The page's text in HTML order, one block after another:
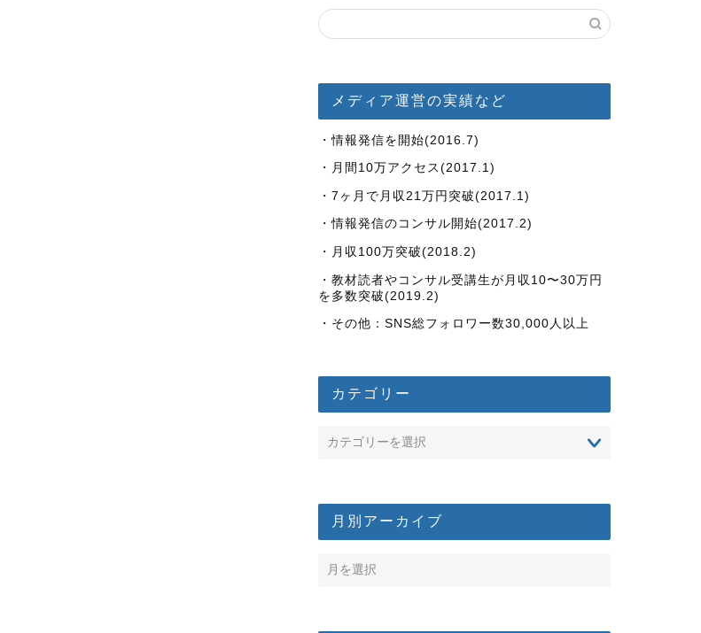
メディア運営の実績など
・情報発信を開始(2016.7)
・月間10万アクセス(2017.1)
・7ヶ月で月収21万円突破(2017.1)
・情報発信のコンサル開始(2017.2)
・月収100万突破(2018.2)
・教材読者やコンサル受講生が月収10〜30万円
を多数突破(2019.2)
・その他：SNS総フォロワー数30,000人以上
カテゴリー
月別アーカイブ